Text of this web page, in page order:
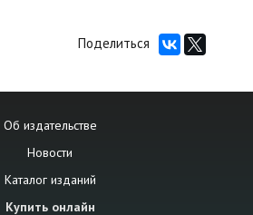
Поделиться
Об издательстве
Новости
Каталог изданий
Купить онлайн